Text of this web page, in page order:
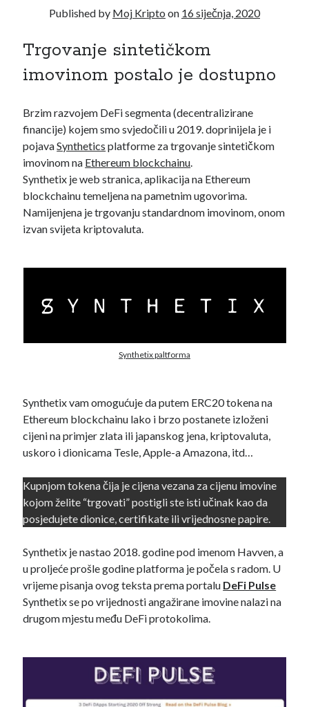
travanj 2021 (1)
siječanj 2021(1)
studeni 2020(1)
rujan 2020(2)
kolovoz 2020(1)
srpanj 2020(2)
lipanj 2020(2)
svibanj 2020(3)
travanj 2020(2)
ožujak 2020(4)
veljača 2020(4)
rujan 2019
(5)
srpanj 2019(9)
Kategorija
Bitcoin(37)
Blockchain(64)
DeFi(28)
Novosti(8)
Privatnost(8)
Testirano (35)
Vijesti(16)
Published by Moj Kripto on 16 siječnja, 2020
Trgovanje sintetičkom
imovinom postalo je dostupno
Brzim razvojem DeFi segmenta (decentralizirane
financije) kojem smo svjedočili u 2019. doprinijela je i
pojavaSynthetics platforme za trgovanje sintetičkom
imovinom na Ethereum blockchainu.
Synthetix je web stranica, aplikacija na Ethereum
blockchainu temeljena na pametnim ugovorima.
Namijenjena je trgovanju standardnom imovinom, onom
izvan svijeta kriptovaluta.
Synthetix paltforma
Synthetix vam omogućuje da putem ERC20 tokena na
Ethereum blockchainu lako i brzo postanete izloženi
cijeni na primjer zlata ili japanskog jena, kriptovaluta,
uskoro i dionicama Tesle, Apple-a Amazona, itd…
Kupnjom tokena čija je cijena vezana za cijenu imovine
kojom želite “trgovati” postigli ste isti učinak kao da
posjedujete dionice, certifikate ili vrijednosne papire.
Synthetix je nastao 2018. godine pod imenom Havven, a
u proljeće prošle godine platforma je počela s radom. U
vrijeme pisanja ovog teksta prema portalu DeFi Pulse
Synthetix se po vrijednosti angažirane imovine nalazi na
drugom mjestu među DeFi protokolima.